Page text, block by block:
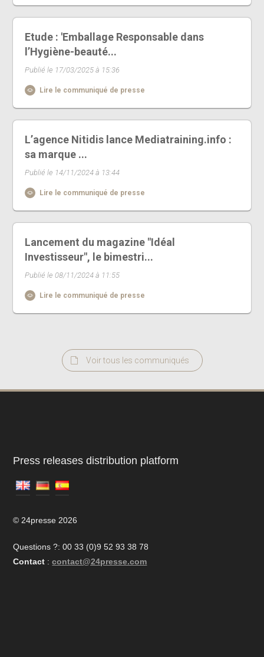
Etude : 'Emballage Responsable dans
l’Hygiène-beauté...
Publié le 17/03/2025 à 15:36
Lire le communiqué de presse
L’agence Nitidis lance Mediatraining.info :
sa marque ...
Publié le 14/11/2024 à 13:44
Lire le communiqué de presse
Lancement du magazine "Idéal
Investisseur", le bimestri...
Publié le 08/11/2024 à 11:55
Lire le communiqué de presse
Voir tous les communiqués
Press releases distribution platform
© 24presse 2026
Questions ?: 00 33 (0)9 52 93 38 78
Contact : contact@24presse.com